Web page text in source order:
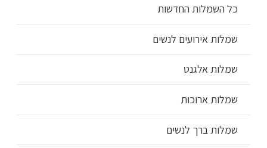
כל השמלות החדשות
שמלות אירועים לנשים
שמלות אלגנט
שמלות ארוכות
שמלות ברך לנשים